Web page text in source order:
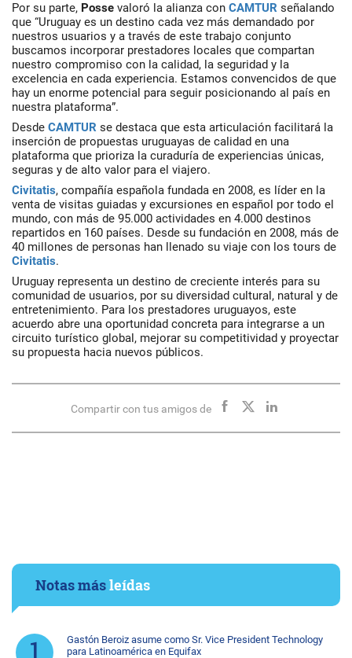
Por su parte, Posse valoró la alianza con CAMTUR señalando
que “Uruguay es un destino cada vez más demandado por
nuestros usuarios y a través de este trabajo conjunto
buscamos incorporar prestadores locales que compartan
nuestro compromiso con la calidad, la seguridad y la
excelencia en cada experiencia. Estamos convencidos de que
hay un enorme potencial para seguir posicionando al país en
nuestra plataforma”.
Desde CAMTUR se destaca que esta articulación facilitará la
inserción de propuestas uruguayas de calidad en una
plataforma que prioriza la curaduría de experiencias únicas,
seguras y de alto valor para el viajero.
Civitatis, compañía española fundada en 2008, es líder en la
venta de visitas guiadas y excursiones en español por todo el
mundo, con más de 95.000 actividades en 4.000 destinos
repartidos en 160 países. Desde su fundación en 2008, más de
40 millones de personas han llenado su viaje con los tours de
Civitatis.
Uruguay representa un destino de creciente interés para su
comunidad de usuarios, por su diversidad cultural, natural y de
entretenimiento. Para los prestadores uruguayos, este
acuerdo abre una oportunidad concreta para integrarse a un
circuito turístico global, mejorar su competitividad y proyectar
su propuesta hacia nuevos públicos.
Compartir con tus amigos de
Notas másleídas
Gastón Beroiz asume como Sr. Vice President Technology
para Latinoamérica en Equifax